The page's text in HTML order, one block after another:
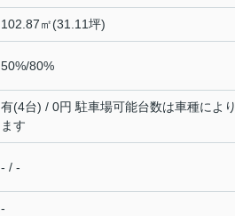
102.87㎡(31.11坪)
50%/80%
有(4台) / 0円 駐車場可能台数は車種により
ます
- / -
-